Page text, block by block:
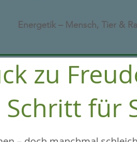
Energetik – Mensch, Tier &
zu
Schritt für